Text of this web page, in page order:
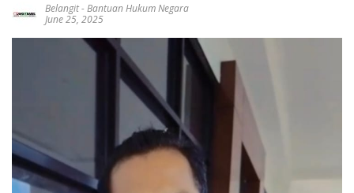
Belangit-Bantuan Hukum Negara
June 25, 2025